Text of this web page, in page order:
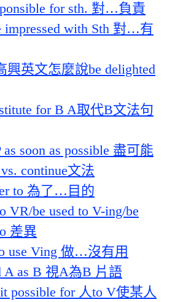
for sth. 對…負責
impressed with Sth 對…有
興英文怎麼說be delighted
for B A取代B文法句
as soon as possible 盡可能
continue文法
to 為了…目的
VR/be used to V-ing/be
差異
use Ving 做…沒有用
A as B 視A為B 片語
possible for 人to V使某人